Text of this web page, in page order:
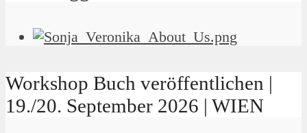
Workshop Buch veröffentlichen |
19./20. September 2026 | WIEN